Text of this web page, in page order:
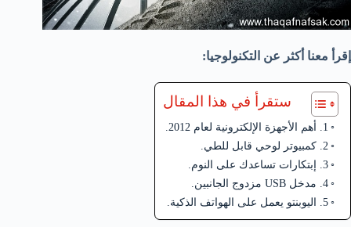
إقرأ معنا أكثر عن التكنولوجيا:
ستقرأ في هذا المقال
1. أهم الأجهزة الإلكترونية لعام 2012.
2. كمبيوتر لوحي قابل للطي.
3. إبتكارات تساعدك على النوم.
4. مدخل USB مزدوج الجانبين.
5. اليوبنتو يعمل على الهواتف الذكية.